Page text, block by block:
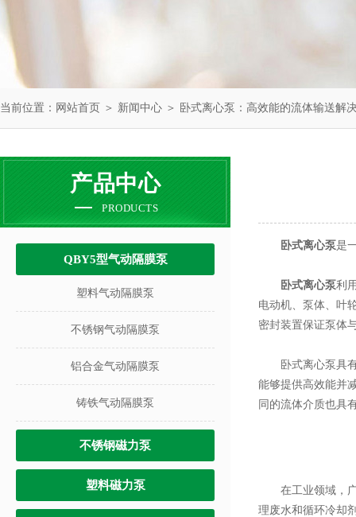
当前位置： 网站首页 ＞ 新闻中心 ＞ 卧式离心泵：高效能的流体输送解
产品中心
PRODUCTS
QBY5型气动隔膜泵
塑料气动隔膜泵
不锈钢气动隔膜泵
铝合金气动隔膜泵
铸铁气动隔膜泵
不锈钢磁力泵
塑料磁力泵
卧式离心泵是
卧式离心泵利
电动机、泵体、叶
密封装置保证泵体
卧式离心泵具有
能够提供高效能并
同的流体介质也具
在工业领域，广
理废水和循环冷却